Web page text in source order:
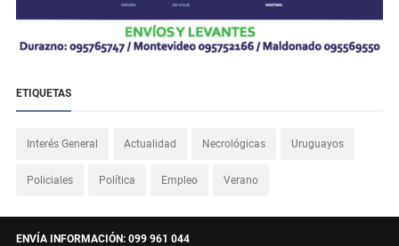
ETIQUETAS
Interés General Actualidad Necrológicas Uruguayos
Policiales Política Empleo Verano
ENVÍA INFORMACIÓN: 099 961 044